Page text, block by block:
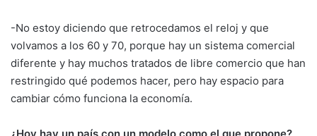
-No estoy diciendo que retrocedamos el reloj y que
volvamos a los 60 y 70, porque hay un sistema comercial
diferente y hay muchos tratados de libre comercio que han
restringido qué podemos hacer, pero hay espacio para
cambiar cómo funciona la economía.
¿Hoy hay un país con un modelo como el que propone?